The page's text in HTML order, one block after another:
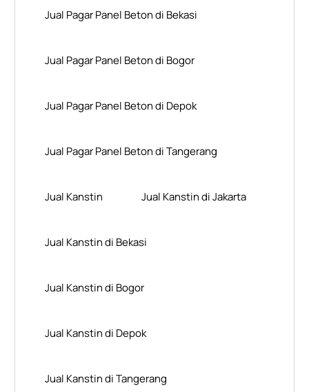
Jual Pagar Panel Beton di Bekasi
Jual Pagar Panel Beton di Bogor
Jual Pagar Panel Beton di Depok
Jual Pagar Panel Beton di Tangerang
Jual Kanstin Jual Kanstin di Jakarta
Jual Kanstin di Bekasi
Jual Kanstin di Bogor
Jual Kanstin di Depok
Jual Kanstin di Tangerang